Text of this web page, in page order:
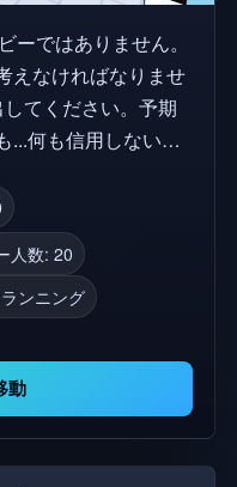
ではありません。
えなければなりませ
てください。予期
...何も信用しないで
思いますか?真の
。 ⭐ ゲーム
つけて、アップデ
よう! 🎁 グループ
特典をゲットしよ
スパイアされました
ズル
人数: 20
ンニング
動